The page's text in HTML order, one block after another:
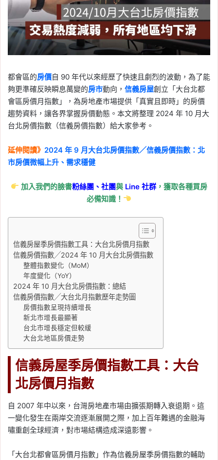
都會區的房價自 90 年代以來經歷了快速且劇烈的波動，為了能
夠更準確反映瞬息萬變的房市動向， 信義房屋創立「大台北都
會區房價月指數」，為房地產市場提供「真實且即時」的房價
趨勢資料，讓各界掌握房價動態。本文將整理 2024 年 10 月大
台北房價指數（信義房價指數）給大家參考。
延伸閱讀》 2024 年 9 月大台北房價指數／信義房價指數：北
市房價微幅上升、需求穩健
加入我們的臉書粉絲團、社團與 Line社群 ，獲取各種買房
必備知識！
信義房屋季房價指數工具：大台北房價月指數
信義房價指數╱2024 年 10 月大台北房價指數
整體指數變化（MoM）
年度變化（YoY）
2024 年 10 月大台北房價指數：總結
信義房價指數╱大台北月指數歷年走勢圖
房價指數呈現持續增長
新北市增長最顯著
台北市增長穩定但較緩
大台北地區房價走勢
信義房屋季房價指數工具：大台
北房價月指數
自 2007 年中以來，台灣房地產市場由擴張期轉入衰退期。這
一變化發生在兩岸交流逐漸展開之際，加上百年難遇的金融海
嘯重創全球經濟，對市場結構造成深遠影響。
「大台北都會區房價月指數」作為信義房屋季房價指數的輔助